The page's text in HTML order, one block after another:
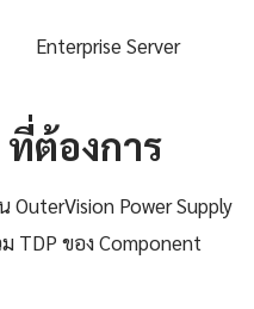
Enterprise Server
ต้องการ
OuterVision Power Supply
TDP ของ Component